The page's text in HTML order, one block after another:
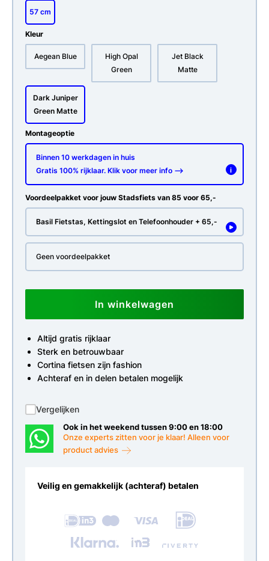
57 cm
Kleur
Aegean Blue
High Opal
Green
Jet Black
Matte
Dark Juniper
Green Matte
Montageoptie
Binnen 10 werkdagen in huis
Gratis 100% rijklaar. Klik voor meer info -->
i
Voordeelpakket voor jouw Stadsfiets van 85 voor 65,-
Basil Fietstas, Kettingslot en Telefoonhouder + 65,-
Geen voordeelpakket
In winkelwagen
Altijd gratis rijklaar
Sterk en betrouwbaar
Cortina fietsen zijn fashion
Achteraf en in delen betalen mogelijk
Vergelijken
Ook in het weekend tussen 9:00 en 18:00
Onze experts zitten voor je klaar! Alleen voor
product advies
Veilig en gemakkelijk (achteraf) betalen